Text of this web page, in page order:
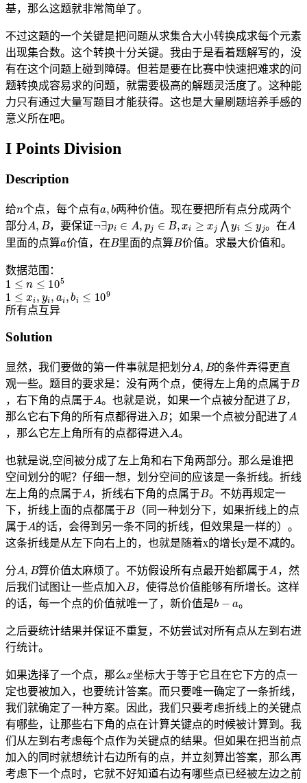
基，那么这题就非常简单了。
不过这题的一个关键是把问题从求集合大小转换成求每个元素
出现集合数。这个转换十分关键。我由于是看着题解写的，没
有在这个问题上碰到障碍。但若是要在比赛中快速把难求的问
题转换成容易求的问题，就需要极高的解题灵活度了。这种能
力只有通过大量写题目才能获得。这也是大量刷题培养手感的
意义所在吧。
I Points Division
Description
给 个点，每个点有 b 两种价值。现在要把所有点分成两个
部分 A B ，要保证 ∃ A B,x xj ≤ 。在 A
里面的点算 价值，在 B里面的点算B价值。求最大价值和。
数据范围：
1≤n≤105
1 ≤x i,y i,a i,b 10 9
所 有 点 互 异
所有点互
异
Solution
显然，我们要做的第一件事就是把划分 A B 的条件弄得更直
观一些。题目的要求是：没有两个点，使得左上角的点属于B
，右下角的点属于 A。也就是说，如果一个点被分配进了 B ，
那么它右下角的所有点都得进入 B；如果一个点被分配进了 A
，那么它左上角所有的点都得进入A。
也就是说,空间被分成了左上角和右下角两部分。那么是谁把
空间划分的呢？仔细一想，划分空间的应该是一条折线。折线
左上角的点属于 A ，折线右下角的点属于B。不妨再规定一
下，折线上面的点都属于B（同一种划分下，如果折线上的点
属于 A的话，会得到另一条不同的折线，但效果是一样的）。
这条折线是从左下向右上的，也就是随着x的增长y是不减的。
分 A B 算价值太麻烦了。不妨假设所有点最开始都属于 A ，然
后我们试图让一些点加入 B，使得总价值能够有所增长。这样
的话，每一个点的价值就唯一了，新价值是b 。
之后要统计结果并保证不重复，不妨尝试对所有点从左到右进
行统计。
如果选择了一个点，那么
坐标大于等于它且在它下方的点一
定也要被加入，也要统计答案。而只要唯一确定了一条折线，
我们就确定了一种方案。因此，我们只要考虑折线上的关键点
有哪些，让那些右下角的点在计算关键点的时候被计算到。我
们从左到右考虑每个点作为关键点的结果。但如果在把当前点
加入的同时就想统计右边所有的点，并立刻算出答案，那么再
考虑下一个点时，它就不好知道右边有哪些点已经被左边之前